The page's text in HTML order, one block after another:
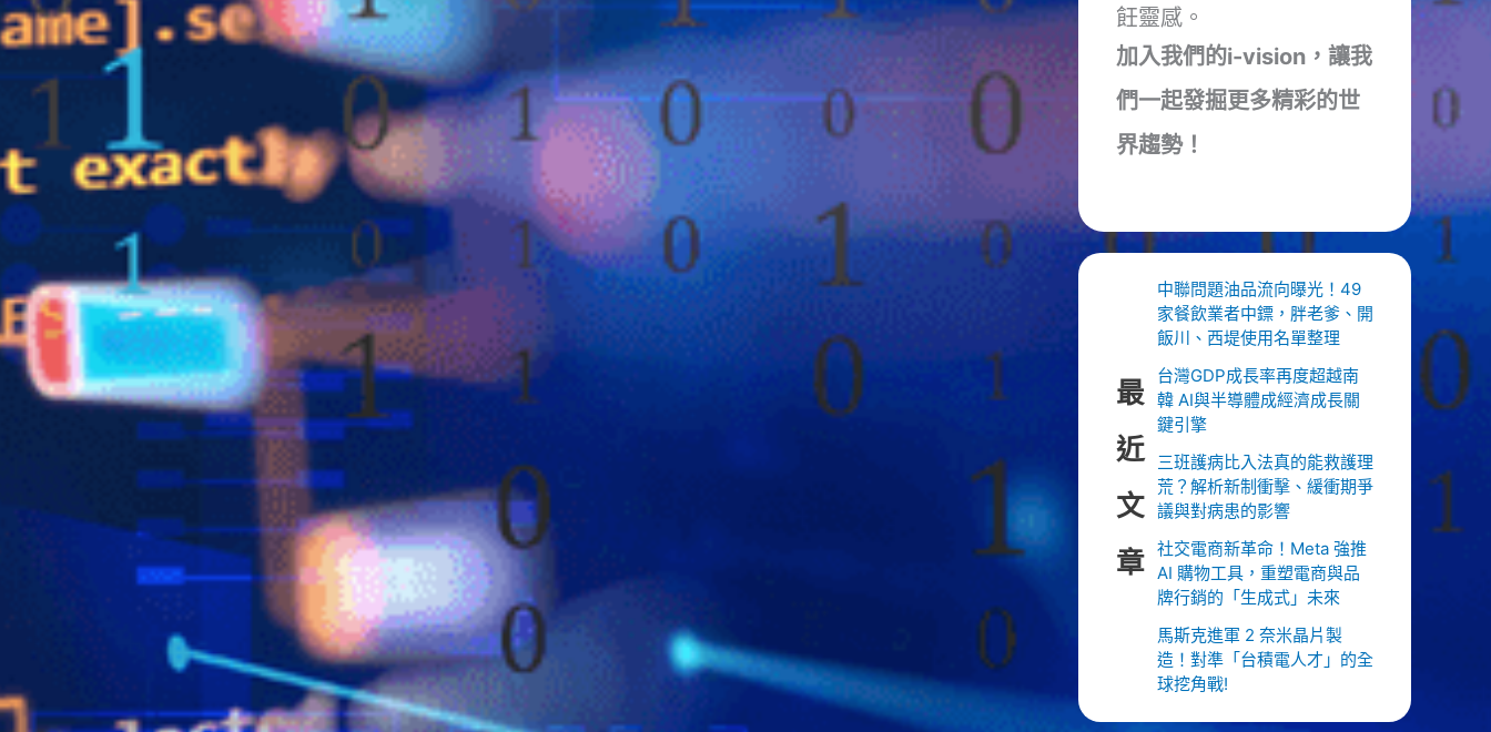
飪靈感。
加入我們的i-vision，讓我
們一起發掘更多精彩的世
界趨勢！
最
近
文
章
中聯問題油品流向曝光！49
家餐飲業者中鏢，胖老爹、開
飯川、西堤使用名單整理
台灣GDP成長率再度超越南
韓 AI與半導體成經濟成長關
鍵引擎
三班護病比入法真的能救護理
荒？解析新制衝擊、緩衝期爭
議與對病患的影響
社交電商新革命！Meta 強推
AI 購物工具，重塑電商與品
牌行銷的「生成式」未來
馬斯克進軍 2 奈米晶片製
造！對準「台積電人才」的全
球挖角戰!